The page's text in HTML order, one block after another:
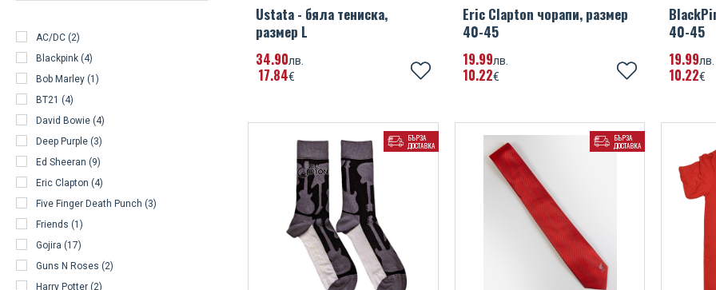
Ustata - бяла тениска,
размер L
34 90лв.
17 84€
Eric Clapton чорапи, размер
40-45
1999лв.
1022€
40-45
19 99лв.
10 22€
БЪРЗА
ДОСТАВКА
БЪРЗА
ДОСТАВКА
AC/DC (2)
Blackpink (4)
Bob Marley (1)
BT21 (4)
David Bowie (4)
Deep Purple (3)
Ed Sheeran (9)
Eric Clapton (4)
Five Finger Death Punch (3)
Friends (1)
Gojira (17)
Guns N Roses (2)
Harry Potter (2)